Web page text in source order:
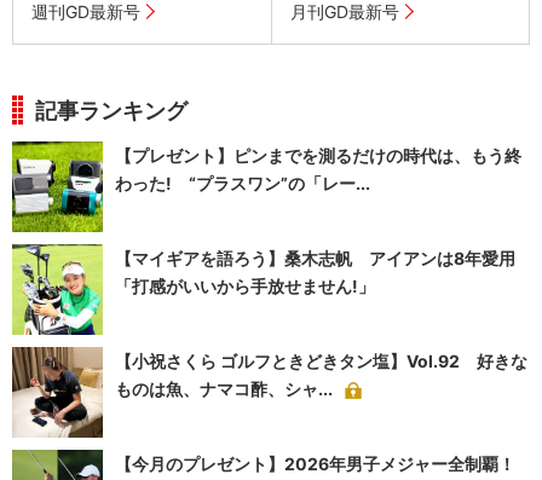
週刊GD最新号 月刊GD最新号
記事ランキング
【プレゼント】ピンまでを測るだけの時代は、もう終
わった! “プラスワン”の「レー...
【マイギアを語ろう】桑木志帆 アイアンは8年愛用
「打感がいいから手放せません!」
【小祝さくら ゴルフときどきタン塩】Vol.92 好きな
ものは魚、ナマコ酢、シャ...
【今月のプレゼント】2026年男子メジャー全制覇！